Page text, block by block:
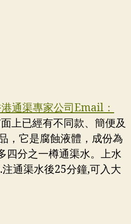
通渠專家公司Email：
上已經有不同款、簡便及
，它是腐蝕液體，成份為
四分之一樽通渠水。上水
通渠水後25分鐘,可入大